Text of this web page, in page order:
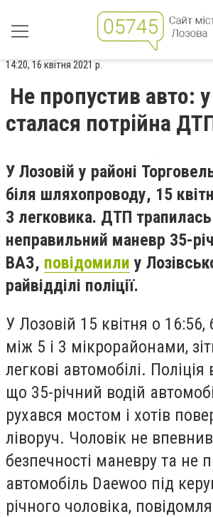
14:20, 16 квітня 2021 р.
Не пропустив авто:
сталася потрійна
У Лозовій у районі
біля шляхопроводу, 15
3 легковика. ДТП
неправильний маневр 35-
ВАЗ, повідомили у
райвідділі поліції.
У Лозовій 15 квітня о 16:56,
між 5 і 3 мікрорайонами,
легкові автомобілі.
що 35-річний водій
рухався мостом і хотів
ліворуч. Чоловік не
безпечності маневру та не
автомобіль Daewoo під
річного чоловіка,